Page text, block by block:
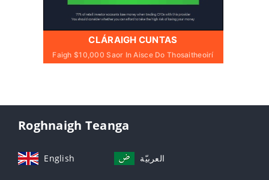
CLÁRAIGH CUNTAS
Faigh $10,000 Saor In Aisce Do Thosaitheoirí
Roghnaigh Teanga
English العربيّة